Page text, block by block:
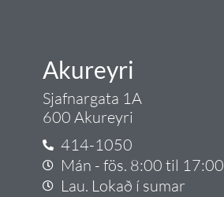
Akureyri
Sjafnargata 1A
600 Akureyri
414-1050
Mán - fös. 8:00 til 17:00
Lau. Lokað í sumar